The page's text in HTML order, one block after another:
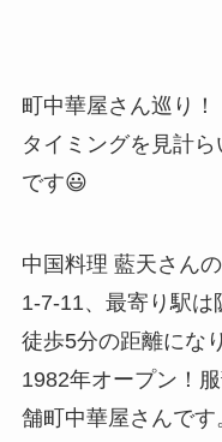
町中華屋さん巡り！
タイミングを見計
です😃
中国料理 藍天さん
1-7-11、最寄り駅は
徒歩5分の距離にな
1982年オープン！
舗町中華屋さんです